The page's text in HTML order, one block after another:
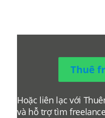
Thuê
Hoặc liên lạc với
và hỗ trợ tìm